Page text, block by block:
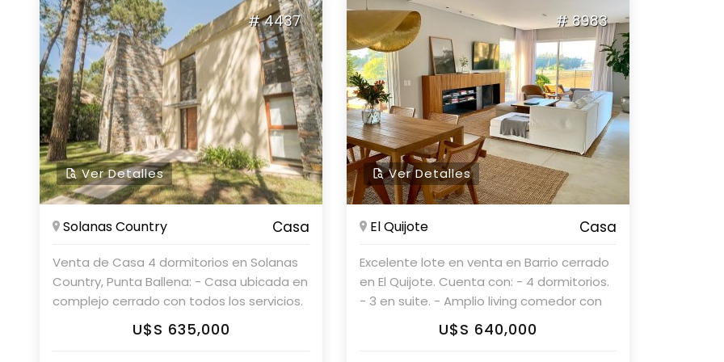
Propiedades. Consulte con nuestros
asesores.
# 4437
Ver Detalles
Solanas Country Casa
Venta de Casa 4 dormitorios en Solanas
Country, Punta Ballena: - Casa ubicada en
complejo cerrado con todos los servicios.
- Moderna y única en su padrón. - Terreno
de 1.135 m2 de superficie. - Cuenta con
U$S 635,000
# 8983
Ver Detalles
El Quijote Casa
Excelente lote en venta en Barrio cerrado
en El Quijote. Cuenta con: - 4 dormitorios.
- 3 en suite. - Amplio living comedor con
salida a deck con parrillero y piscina. -
Gran cocina con desayunador. - Lavadero
U$S 640,000